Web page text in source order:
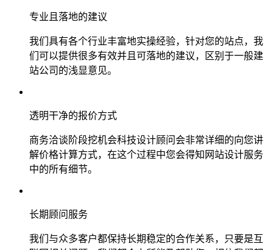
专业且落地的建议
我们具有各个行业丰富地实操经验，针对您的站点，我
们可以提供很多有效并且可落地的建议，区别于一般建
站公司的浅显意见。
透明干净的报价方式
商务洽谈阶段挖机会科技设计顾问会非常详细的向您讲
解价格计算方式，在这个过程中您会得知网站设计服务
中的所有细节。
长期顾问服务
我们与众多客户都保持长期稳定的合作关系，只要是互